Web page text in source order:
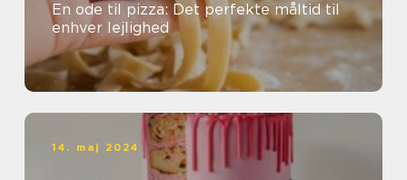
En ode til pizza: Det perfekte måltid til
enhver lejlighed
14. maj 2024